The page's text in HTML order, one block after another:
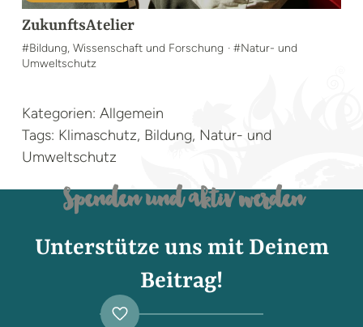
ZukunftsAtelier
#Bildung, Wissenschaft und Forschung · #Natur- und
Umweltschutz
Kategorien: Allgemein
Tags: Klimaschutz, Bildung, Natur- und
Umweltschutz
Spenden und aktiv werden
Unterstütze uns mit Deinem
Beitrag!